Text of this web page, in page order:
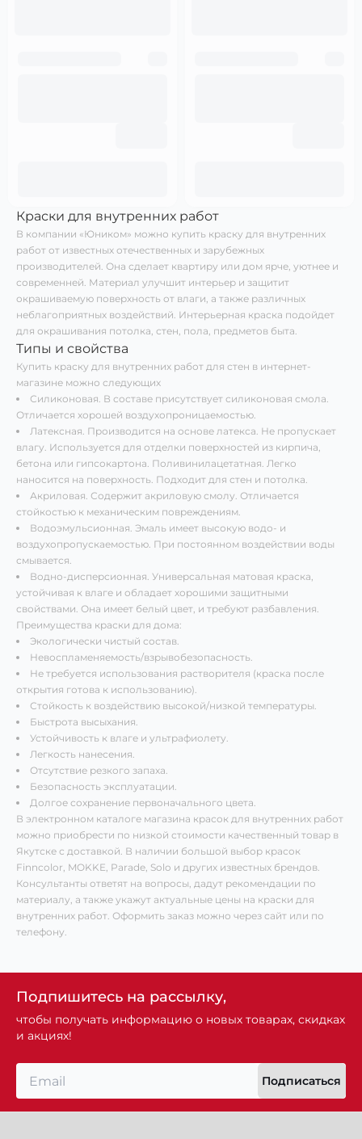
Краски для внутренних работ
В компании «Юником» можно купить краску для внутренних
работ от известных отечественных и зарубежных
производителей. Она сделает квартиру или дом ярче, уютнее и
современней. Материал улучшит интерьер и защитит
окрашиваемую поверхность от влаги, а также различных
неблагоприятных воздействий. Интерьерная краска подойдет
для окрашивания потолка, стен, пола, предметов быта.
Типы и свойства
Купить краску для внутренних работ для стен в интернет-
магазине можно следующих
Силиконовая. В составе присутствует силиконовая смола.
Отличается хорошей воздухопроницаемостью.
Латексная. Производится на основе латекса. Не пропускает
влагу. Используется для отделки поверхностей из кирпича,
бетона или гипсокартона. Поливинилацетатная. Легко
наносится на поверхность. Подходит для стен и потолка.
Акриловая. Содержит акриловую смолу. Отличается
стойкостью к механическим повреждениям.
Водоэмульсионная. Эмаль имеет высокую водо- и
воздухопропускаемостью. При постоянном воздействии воды
смывается.
Водно-дисперсионная. Универсальная матовая краска,
устойчивая к влаге и обладает хорошими защитными
свойствами. Она имеет белый цвет, и требуют разбавления.
Преимущества краски для дома:
Экологически чистый состав.
Невоспламеняемость/взрывобезопасность.
Не требуется использования растворителя (краска после
открытия готова к использованию).
Стойкость к воздействию высокой/низкой температуры.
Быстрота высыхания.
Устойчивость к влаге и ультрафиолету.
Легкость нанесения.
Отсутствие резкого запаха.
Безопасность эксплуатации.
Долгое сохранение первоначального цвета.
В электронном каталоге магазина красок для внутренних работ
можно приобрести по низкой стоимости качественный товар в
Якутске с доставкой. В наличии большой выбор красок
Finncolor, MOKKE, Parade, Solo и других известных брендов.
Консультанты ответят на вопросы, дадут рекомендации по
материалу, а также укажут актуальные цены на краски для
внутренних работ. Оформить заказ можно через сайт или по
телефону.
Подпишитесь на рассылку,
чтобы получать информацию о новых товарах, скидках
и акциях!
Подписаться